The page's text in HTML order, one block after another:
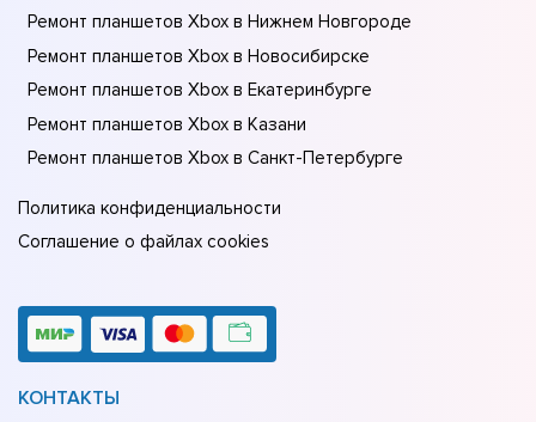
Ремонт планшетов Xbox в Нижнем Новгороде
Ремонт планшетов Xbox в Новосибирске
Ремонт планшетов Xbox в Екатеринбурге
Ремонт планшетов Xbox в Казани
Ремонт планшетов Xbox в Санкт-Петербурге
Политика конфиденциальности
Соглашение о файлах cookies
КОНТАКТЫ